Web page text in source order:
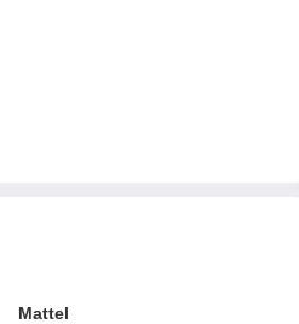
Mattel